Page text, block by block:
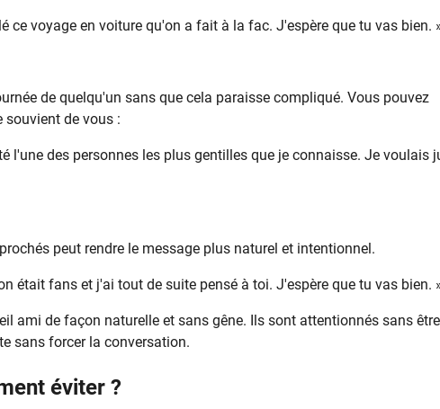
ce voyage en voiture qu'on a fait à la fac. J'espère que tu vas bien.
de quelqu'un sans que cela paraisse compliqué. Vous pouvez
souvient de vous :
l'une des personnes les plus gentilles que je connaisse. Je voulais
peut rendre le message plus naturel et intentionnel.
était fans et j'ai tout de suite pensé à toi. J'espère que tu vas bien.
ami de façon naturelle et sans gêne. Ils sont attentionnés sans être
sans forcer la conversation.
éviter ?